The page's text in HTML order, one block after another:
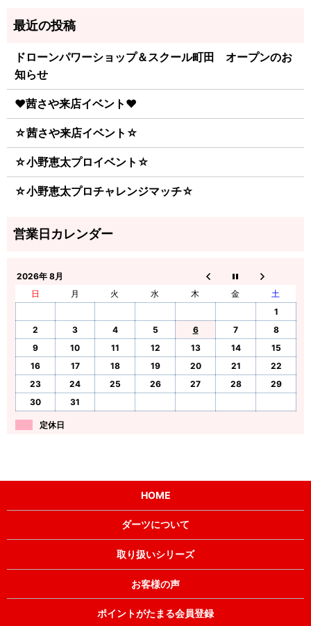
ドローンパワーショップ＆スクール町田 オープンのお
知らせ
♥茜さや来店イベント♥
☆茜さや来店イベント☆
☆小野恵太プロイベント☆
☆小野恵太プロチャレンジマッチ☆
2026年 8月
日
月 火 水 木 金
土
1
2
3 4 5 6 7
8
9
10 11 12 13 14
15
16
17 18 19 20 21
22
23
24 25 26 27 28
29
30
31
定休日
HOME
ダーツについて
取り扱いシリーズ
お客様の声
ポイントがたまる会員登録